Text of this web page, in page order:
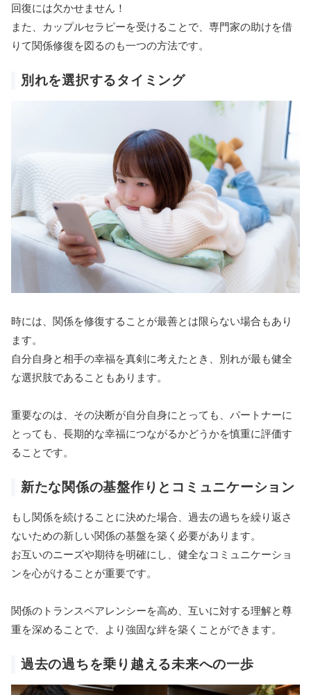
回復には欠かせません！
また、カップルセラピーを受けることで、専門家の助けを借
りて関係修復を図るのも一つの方法です。
別れを選択するタイミング
時には、関係を修復することが最善とは限らない場合もあり
ます。
自分自身と相手の幸福を真剣に考えたとき、別れが最も健全
な選択肢であることもあります。
重要なのは、その決断が自分自身にとっても、パートナーに
とっても、長期的な幸福につながるかどうかを慎重に評価す
ることです。
新たな関係の基盤作りとコミュニケーション
もし関係を続けることに決めた場合、過去の過ちを繰り返さ
ないための新しい関係の基盤を築く必要があります。
お互いのニーズや期待を明確にし、健全なコミュニケーショ
ンを心がけることが重要です。
関係のトランスペアレンシーを高め、互いに対する理解と尊
重を深めることで、より強固な絆を築くことができます。
過去の過ちを乗り越える未来への一歩